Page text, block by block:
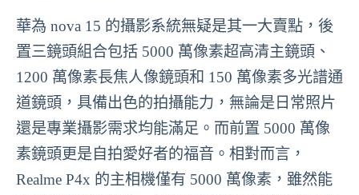
華為 nova 15 的攝影系統無疑是其一大賣點，後
置三鏡頭組合包括 5000 萬像素超高清主鏡頭、
1200 萬像素長焦人像鏡頭和 150 萬像素多光譜通
道鏡頭，具備出色的拍攝能力，無論是日常照片
還是專業攝影需求均能滿足。而前置 5000 萬像
素鏡頭更是自拍愛好者的福音。相對而言，
Realme P4x 的主相機僅有 5000 萬像素，雖然能